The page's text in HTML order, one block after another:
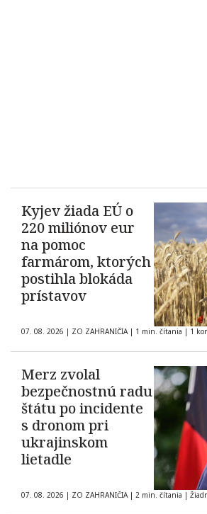
Kyjev žiada EÚ o
220 miliónov eur
na pomoc
farmárom, ktorých
postihla blokáda
prístavov
07. 08. 2026 | ZO ZAHRANIČIA | 1 min. čítania | 1
Merz zvolal
bezpečnostnú radu
štátu po incidente
s dronom pri
ukrajinskom
lietadle
07. 08. 2026 | ZO ZAHRANIČIA | 2 min. čítania |